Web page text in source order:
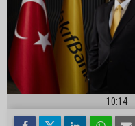
10:14